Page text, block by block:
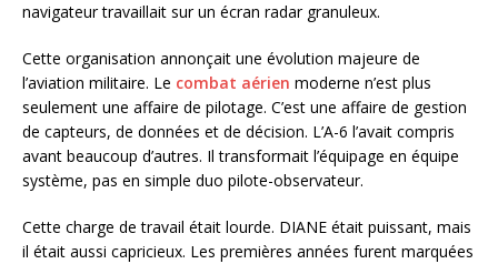
navigateur travaillait sur un écran radar granuleux.
Cette organisation annonçait une évolution majeure de
l’aviation militaire. Le combat aérien moderne n’est plus
seulement une affaire de pilotage. C’est une affaire de gestion
de capteurs, de données et de décision. L’A-6 l’avait compris
avant beaucoup d’autres. Il transformait l’équipage en équipe
système, pas en simple duo pilote-observateur.
Cette charge de travail était lourde. DIANE était puissant, mais
il était aussi capricieux. Les premières années furent marquées